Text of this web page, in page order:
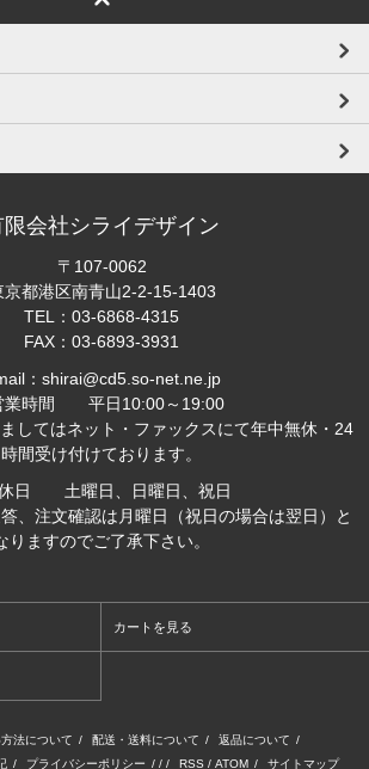
限会社シライデザイン
〒107-0062
京都港区南青山2-2-15-1403
TEL：03-6868-4315
FAX：03-6893-3931
：shirai@cd5.so-net.ne.jp
業時間 平日10:00～19:00
してはネット・ファックスにて年中無休・24
時間受け付けております。
日 土曜日、日曜日、祝日
、注文確認は月曜日（祝日の場合は翌日）と
りますのでご了承下さい。
カートを見る
法について / 配送・送料について / 返品について /
/ プライバシーポリシー / / / RSS / ATOM / サイトマップ